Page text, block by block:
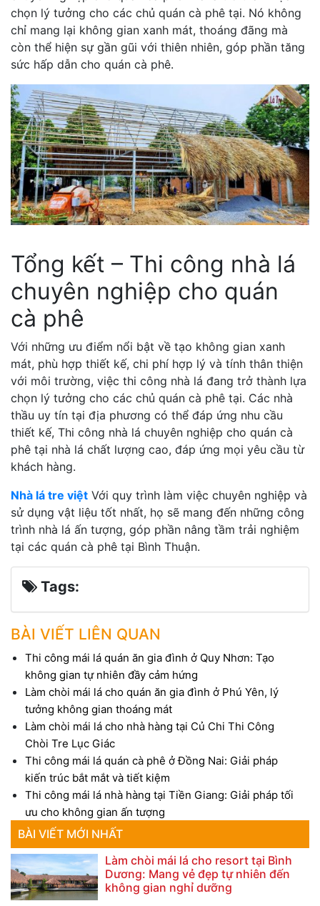
chọn lý tưởng cho các chủ quán cà phê tại. Nó không
chỉ mang lại không gian xanh mát, thoáng đãng mà
còn thể hiện sự gần gũi với thiên nhiên, góp phần tăng
sức hấp dẫn cho quán cà phê.
Tổng kết – Thi công nhà lá
chuyên nghiệp cho quán
cà phê
Với những ưu điểm nổi bật về tạo không gian xanh
mát, phù hợp thiết kế, chi phí hợp lý và tính thân thiện
với môi trường, việc thi công nhà lá đang trở thành lựa
chọn lý tưởng cho các chủ quán cà phê tại. Các nhà
thầu uy tín tại địa phương có thể đáp ứng nhu cầu
thiết kế, Thi công nhà lá chuyên nghiệp cho quán cà
phê tại nhà lá chất lượng cao, đáp ứng mọi yêu cầu từ
khách hàng.
Nhà lá tre việt Với quy trình làm việc chuyên nghiệp và
sử dụng vật liệu tốt nhất, họ sẽ mang đến những công
trình nhà lá ấn tượng, góp phần nâng tầm trải nghiệm
tại các quán cà phê tại Bình Thuận.
Tags:
BÀI VIẾT LIÊN QUAN
Thi công mái lá quán ăn gia đình ở Quy Nhơn: Tạo
không gian tự nhiên đầy cảm hứng
Làm chòi mái lá cho quán ăn gia đình ở Phú Yên, lý
tưởng không gian thoáng mát
Làm chòi mái lá cho nhà hàng tại Củ Chi Thi Công
Chòi Tre Lục Giác
Thi công mái lá quán cà phê ở Đồng Nai: Giải pháp
kiến trúc bắt mắt và tiết kiệm
Thi công mái lá nhà hàng tại Tiền Giang: Giải pháp tối
ưu cho không gian ấn tượng
BÀI VIẾT MỚI NHẤT
Làm chòi mái lá cho resort tại Bình
Dương: Mang vẻ đẹp tự nhiên đến
không gian nghỉ dưỡng